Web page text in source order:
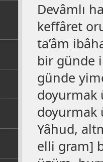
Devâmlı
keffâret
ta’âm
bir günde
günde
doyurmak
doyurmak
Yâhud,
elli gram]